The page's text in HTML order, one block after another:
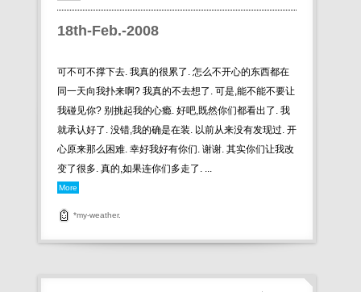
18th-Feb.-2008
可不可不撑下去. 我真的很累了. 怎么不开心的东西都在
同一天向我扑来啊? 我真的不去想了. 可是,能不能不要让
我碰见你? 别挑起我的心瘾. 好吧,既然你们都看出了. 我
就承认好了. 没错,我的确是在装. 以前从来没有发现过. 开
心原来那么困难. 幸好我好有你们. 谢谢. 其实你们让我改
变了很多. 真的,如果连你们多走了. ...
More
*my-weather.